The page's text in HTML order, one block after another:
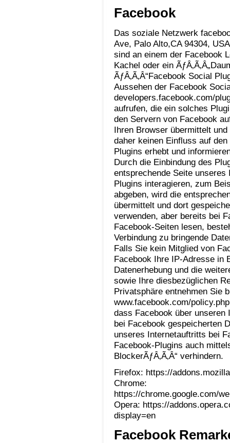
Facebook
Das soziale Netzwerk
Ave, Palo Alto,CA 94304, USA
sind an einem der Facebook
Kachel oder ein
ÃƒÂ‚Ã‚Â“Facebook Social
Aussehen der Facebook
developers.facebook.com/
aufrufen, die ein solches
den Servern von Facebook
Ihren Browser übermittelt
daher keinen Einfluss auf
Plugins erhebt und
Durch die Einbindung des
entsprechende Seite
Plugins interagieren, zum
abgeben, wird die
übermittelt und dort
verwenden, aber bereits bei
Facebook-Seiten lesen,
Verbindung zu bringende
Falls Sie kein Mitglied von
Facebook Ihre IP-Adresse in
Datenerhebung und die
sowie Ihre diesbezüglichen
Privatsphäre entnehmen Sie
www.facebook.com/
dass Facebook über
bei Facebook gespeicherten
unseres Internetauftritts bei
Facebook-Plugins auch
BlockerÃƒÂ‚Ã‚Â“ verhindern.
Firefox: https://
Chrome:
https://chrome.google.com/
Opera: https://
display=en
Facebook